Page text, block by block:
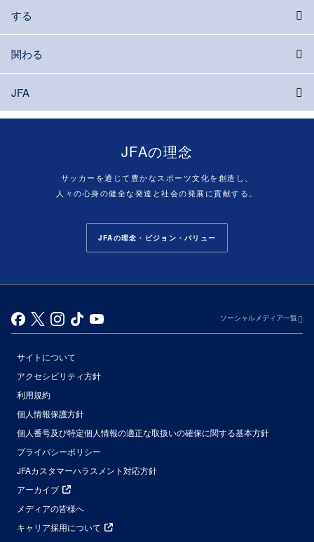
する
関わる
JFA
JFAの理念
サッカーを通じて豊かなスポーツ文化を創造し、
人々の心身の健全な発達と社会の発展に貢献する。
JFAの理念・ビジョン・バリュー
ソーシャルメディア一覧
サイトについて
アクセシビリティ方針
利用規約
個人情報保護方針
個人番号及び特定個人情報の適正な取扱いの確保に関する基本方針
プライバシーポリシー
JFAカスタマーハラスメント対応方針
アーカイブ
メディアの皆様へ
キャリア採用について